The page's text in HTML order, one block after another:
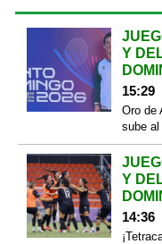
Y
15:29
Oro de
sube al
Y
14:36